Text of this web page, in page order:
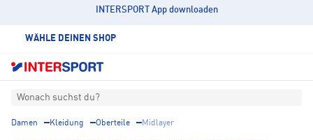
INTERSPORT App downloaden
WÄHLE DEINEN SHOP
Wonach suchst du?
Damen Kleidung Oberteile Midlayer